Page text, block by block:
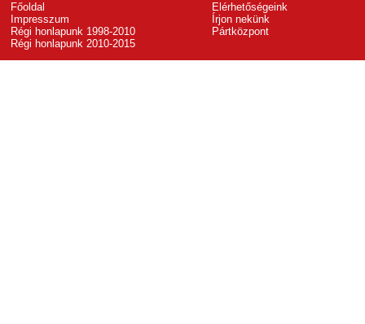
Főoldal
Impresszum
Régi honlapunk 1998-2010
Régi honlapunk 2010-2015
Elérhetőségeink
Írjon nekünk
Pártközpont